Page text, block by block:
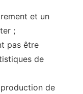
et un
;
pas être
de
de